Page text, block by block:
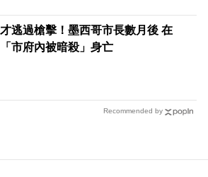
才逃過槍擊！墨西哥市長數月後 在
「市府內被暗殺」身亡
Recommended by